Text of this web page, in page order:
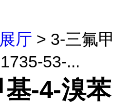
厅 > 3-三氟甲
53-...
-4-溴苯